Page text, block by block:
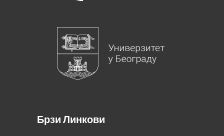
Брзи Линкови